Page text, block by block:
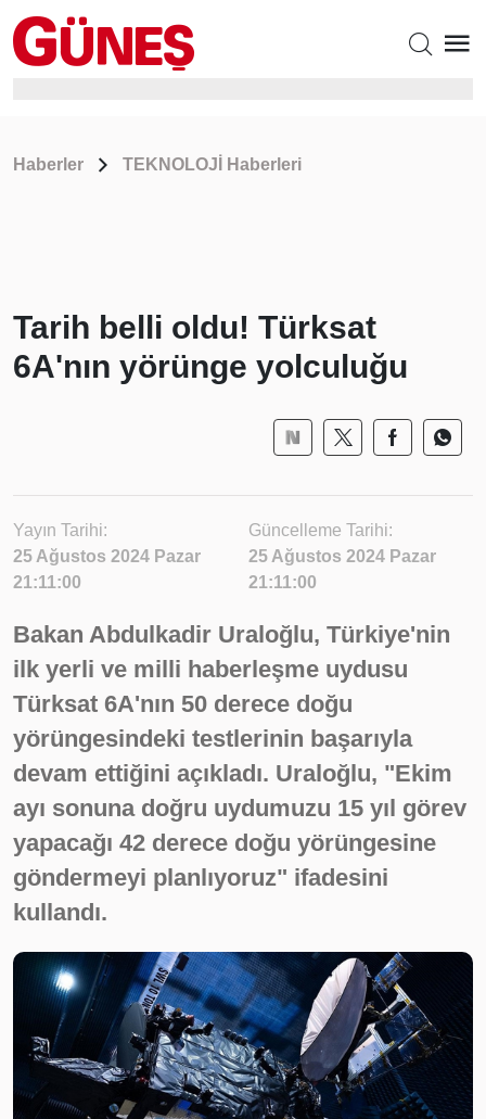
Haberler TEKNOLOJİ Haberleri
Tarih belli oldu! Türksat
6A'nın yörünge yolculuğu
Yayın Tarihi:
25 Ağustos 2024 Pazar
21:11:00
Güncelleme Tarihi:
25 Ağustos 2024 Pazar
21:11:00
Bakan Abdulkadir Uraloğlu, Türkiye'nin
ilk yerli ve milli haberleşme uydusu
Türksat 6A'nın 50 derece doğu
yörüngesindeki testlerinin başarıyla
devam ettiğini açıkladı. Uraloğlu, "Ekim
ayı sonuna doğru uydumuzu 15 yıl görev
yapacağı 42 derece doğu yörüngesine
göndermeyi planlıyoruz" ifadesini
kullandı.